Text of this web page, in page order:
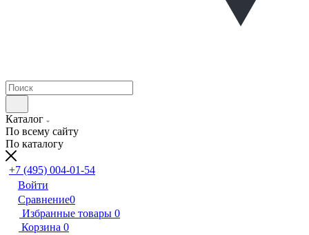
Каталог
По всему сайту
По каталогу
+7 (495) 004-01-54
Войти
Сравнение0
Избранные товары 0
Корзина 0